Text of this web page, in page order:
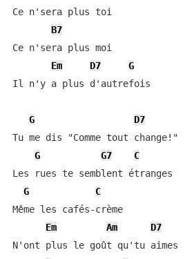
Ce n'sera plus toi
B7
Ce n'sera plus moi
Em
D7
G
Il n'y a plus d'autrefois
G
D7
Tu me dis "Comme tout change!"
G
G7
C
Les rues te semblent étranges
G
C
Même les cafés-crème
Em
Am
D7
N'ont plus le goût qu'tu aimes